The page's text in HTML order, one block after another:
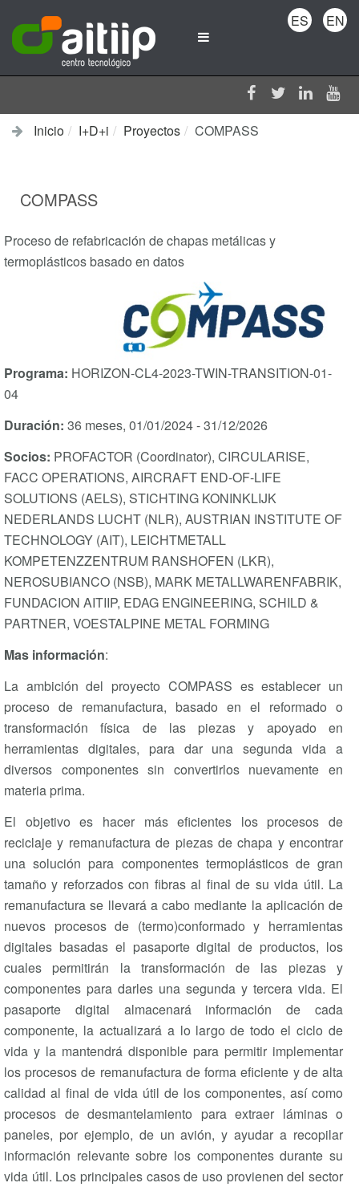
Inicio I+D+i Proyectos COMPASS
COMPASS
Proceso de refabricación de chapas metálicas y
termoplásticos basado en datos
Programa: HORIZON-CL4-2023-TWIN-TRANSITION-01-
04
Duración: 36 meses, 01/01/2024 - 31/12/2026
Socios: PROFACTOR (Coordinator), CIRCULARISE,
FACC OPERATIONS, AIRCRAFT END-OF-LIFE
SOLUTIONS (AELS), STICHTING KONINKLIJK
NEDERLANDS LUCHT (NLR), AUSTRIAN INSTITUTE OF
TECHNOLOGY (AIT), LEICHTMETALL
KOMPETENZZENTRUM RANSHOFEN (LKR),
NEROSUBIANCO (NSB), MARK METALLWARENFABRIK,
FUNDACION AITIIP, EDAG ENGINEERING, SCHILD &
PARTNER, VOESTALPINE METAL FORMING
Mas información:
La ambición del proyecto COMPASS es establecer un
proceso de remanufactura, basado en el reformado o
transformación física de las piezas y apoyado en
herramientas digitales, para dar una segunda vida a
diversos componentes sin convertirlos nuevamente en
materia prima.
El objetivo es hacer más eficientes los procesos de
reciclaje y remanufactura de piezas de chapa y encontrar
una solución para componentes termoplásticos de gran
tamaño y reforzados con fibras al final de su vida útil. La
remanufactura se llevará a cabo mediante la aplicación de
nuevos procesos de (termo)conformado y herramientas
digitales basadas el pasaporte digital de productos, los
cuales permitirán la transformación de las piezas y
componentes para darles una segunda y tercera vida. El
pasaporte digital almacenará información de cada
componente, la actualizará a lo largo de todo el ciclo de
vida y la mantendrá disponible para permitir implementar
los procesos de remanufactura de forma eficiente y de alta
calidad al final de vida útil de los componentes, así como
procesos de desmantelamiento para extraer láminas o
paneles, por ejemplo, de un avión, y ayudar a recopilar
información relevante sobre los componentes durante su
vida útil. Los principales casos de uso provienen del sector
ES EN